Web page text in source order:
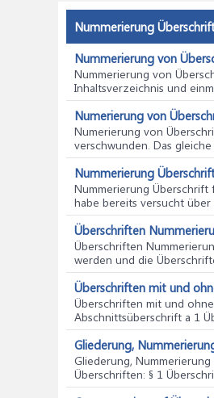
Nummerierung
Nummerierung von
Nummerierung von
Inhaltsverzeichnis und
Numerierung von
Numerierung von
verschwunden. Das
Nummerierung
Nummerierung Überschrift
habe bereits versucht über
Überschriften
Überschriften
werden und die
Überschriften mit und
Überschriften mit und
Abschnittsüberschrift a 1
Gliederung,
Gliederung,
Überschriften: § 1